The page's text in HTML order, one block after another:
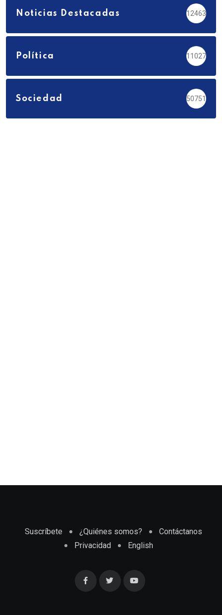
Noticias Destacadas 12463
Política 11027
Sociedad 50751
Suscríbete ¿Quiénes somos?
Contáctanos
Privacidad
English